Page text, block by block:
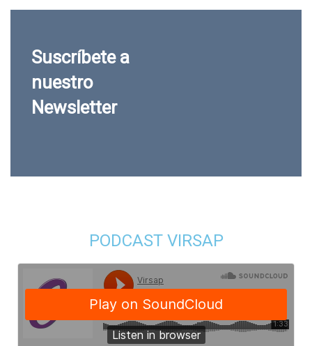
Suscríbete a
nuestro
Newsletter
PODCAST VIRSAP